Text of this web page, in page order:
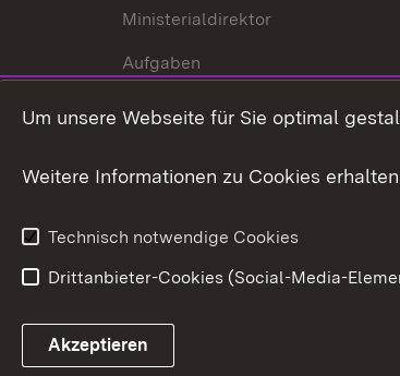
Ministerialdirektor
Aufgaben
Internationale
Link zum Landesportal
Um unsere Webseite für Sie optimal
Weitere Informationen zu Cookies
Technisch notwendige Cookies
Drittanbieter-Cookies (Social-Media-
Akzeptieren